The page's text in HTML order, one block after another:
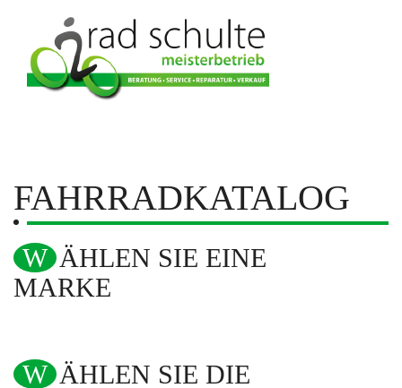
FAHRRADKATALOG
WÄHLEN SIE EINE
MARKE
WÄHLEN SIE DIE